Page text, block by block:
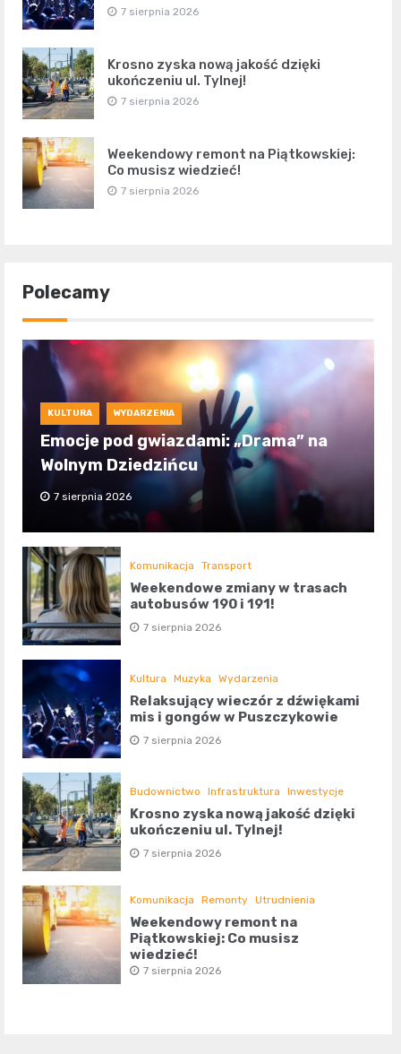
7 sierpnia 2026
Krosno zyska nową jakość dzięki
ukończeniu ul. Tylnej!
7 sierpnia 2026
Weekendowy remont na Piątkowskiej:
Co musisz wiedzieć!
7 sierpnia 2026
Polecamy
KULTURA WYDARZENIA
Emocje pod gwiazdami: „Drama” na
Wolnym Dziedzińcu
7 sierpnia 2026
Komunikacja Transport
Weekendowe zmiany w trasach
autobusów 190 i 191!
7 sierpnia 2026
Kultura Muzyka Wydarzenia
Relaksujący wieczór z dźwiękami
mis i gongów w Puszczykowie
7 sierpnia 2026
Budownictwo Infrastruktura Inwestycje
Krosno zyska nową jakość dzięki
ukończeniu ul. Tylnej!
7 sierpnia 2026
Komunikacja Remonty Utrudnienia
Weekendowy remont na
Piątkowskiej: Co musisz
wiedzieć!
7 sierpnia 2026